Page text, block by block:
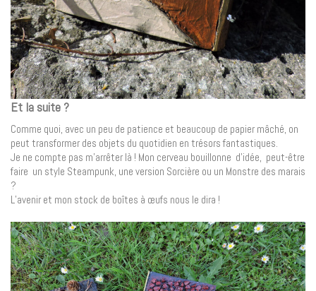
Et la suite ?
Comme quoi, avec un peu de patience et beaucoup de papier mâché, on
peut transformer des objets du quotidien en trésors fantastiques.
Je ne compte pas m’arrêter là ! Mon cerveau bouillonne d’idée, peut-être
faire un style Steampunk, une version Sorcière ou un Monstre des marais
?
L’avenir et mon stock de boîtes à œufs nous le dira !